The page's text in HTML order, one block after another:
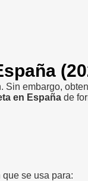
embargo,
en España de
se usa para: